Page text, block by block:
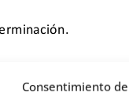
Consentimiento